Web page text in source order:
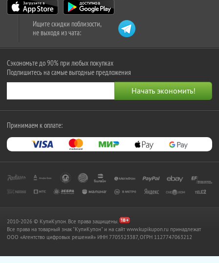
Ищите скидки поблизости,
не выходя из чата:
Сэкономьте до 90% при любых покупках
Подпишитесь на самые выгодные предложения
Принимаем к оплате:
2010-2026 © КупиКупон. Все права защищены.
Все права на товарный знак "КупиКупон" и на сайт www.kupikupon.ru принадлежат
OOO «Агентство цифровых решений» ИНН 7705523387, ОГРН 1127747063212